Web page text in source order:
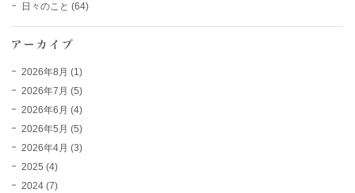
日々のこと (64)
2026年8月 (1)
2026年7月 (5)
2026年6月 (4)
2026年5月 (5)
2026年4月 (3)
2025 (4)
2024 (7)